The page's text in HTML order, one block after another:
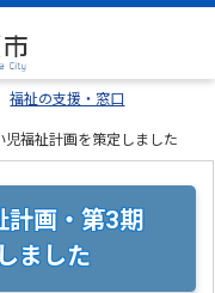
福祉の支援・窓口
福祉計画を策定しました
画・第3期
ました